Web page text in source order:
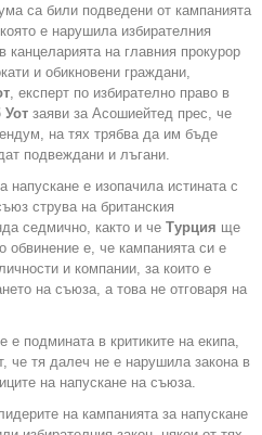
са били подведени от кампанията
е нарушила избирателния
канцеларията на главния прокурор
и обикновени граждани,
, експерт по избирателно право в
Уот заяви за Асошиейтед прес, че
на тях трябва да им бъде
подвеждани и лъгани.
напускане е изопачила истината с
струва на британския
седмично, както и че Турция ще
е, че кампанията си е
и компании, за които е
на съюза, а това не отговаря на
подмината в критиките на екипа,
че тя далеч не е нарушила закона в
на напускане на съюза.
на кампанията за напускане